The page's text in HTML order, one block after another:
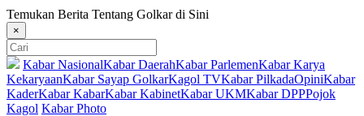
Temukan Berita Tentang Golkar di Sini
×
Kabar NasionalKabar DaerahKabar ParlemenKabar Karya
KekaryaanKabar Sayap GolkarKagol TVKabar PilkadaOpiniKabar
KaderKabar KabarKabar KabinetKabar UKMKabar DPPPojok
Kagol Kabar Photo